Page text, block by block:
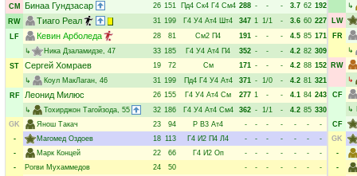
CM
Бинаа Гундзасар 26 151 Пд4 Ск4 Г4 См4 288 - - - 3.7 62 192
RW
Тиаго Реал 31 199 Г4 У4 Ат4 Шт4 347 1 1/1 - 3.6 60 227
LF
Кевин Арболеда 28 81 См2 П4 191 - - - 4.5 85 171
↳
Ника Дзаламидзе, 47 33 185 Г4 У4 Ат4 П4 352 - - - 4.2 82 309
ST
Сергей Хомраев 19 72 См 171 - - - 4.2 88 152
↳
Коул МакЛаган, 46 31 199 Пд4 Г4 У4 Ат4 371 - 1/0 - 4.2 81 321
RF
Леонид Милюс 26 155 Г4 У4 Ат4 См 277 1 - - 4.1 84 243
↳
Тохирджон Тагойзода, 55 32 186 Г4 У4 Ат4 См4 362 - 1/1 - 4.2 85 330
GK
Янош Такач 23 94 Р В3 Ат4 - - - - - -
-
-
Магомед Оздоев 18 113 Г4 И2 П4 Л4 - - - - - -
-
-
Марк Концей 22 66 Г4 И2 Оп - - - - - -
-
-
Рогви Мухаммедов 24 50 - - - - - -
-
↳
LW
FR
↳
RW
↳
CF
↳
CF
GK
-
-